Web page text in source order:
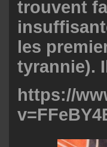
trouvent
les
tyrannie).
https://